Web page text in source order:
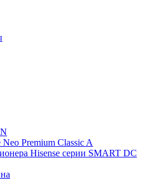
Premium Classic A
Hisense серии SMART DC